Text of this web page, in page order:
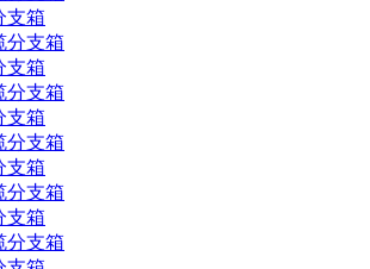
支箱
支箱
支箱
支箱
支箱